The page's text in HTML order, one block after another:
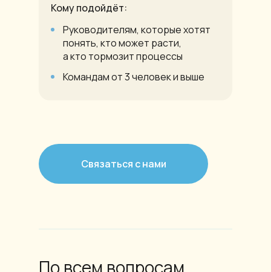
Кому подойдёт:
Руководителям, которые хотят
понять, кто может расти,
а кто тормозит процессы
Командам от 3 человек и выше
Связаться с нами
По всем вопросам